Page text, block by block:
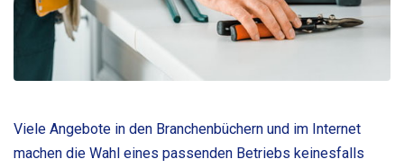
Viele Angebote in den Branchenbüchern und im Internet
machen die Wahl eines passenden Betriebs keinesfalls